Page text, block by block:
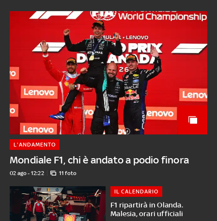
Mondiale F1, chi è andato a podio finora
L'ANDAMENTO
02 ago - 12:22 11 foto
F1 ripartirà in Olanda.
Malesia, orari ufficiali
IL CALENDARIO